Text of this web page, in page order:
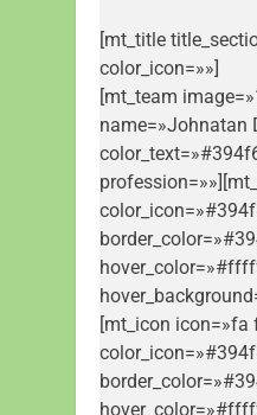
[mt_title
color_icon=»»]
[mt_team
name=»Johnatan
[mt_icon icon=»fa